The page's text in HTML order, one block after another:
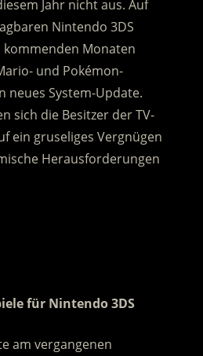
MAGAZINE
Jahr nicht aus. Auf
Nintendo 3DS
Monaten
und Pokémon-
neues System-Update.
sich die Besitzer der TV-
ein gruseliges Vergnügen
Herausforderungen
für Nintendo 3DS
am vergangenen